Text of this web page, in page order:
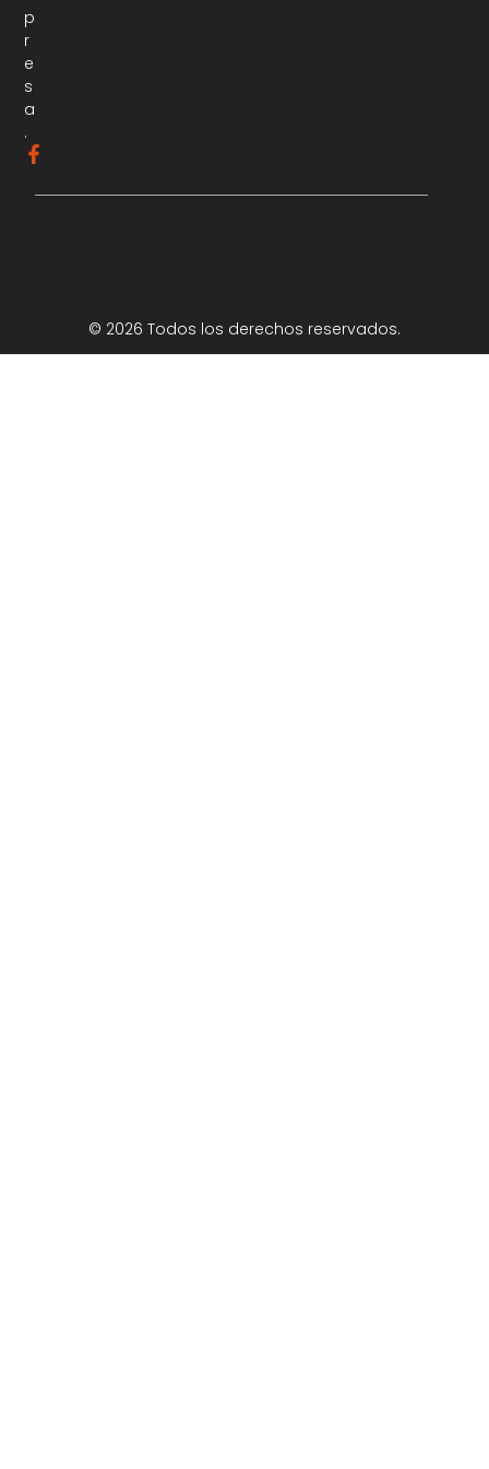
p
r
e
s
a
.
© 2026 Todos los derechos reservados.